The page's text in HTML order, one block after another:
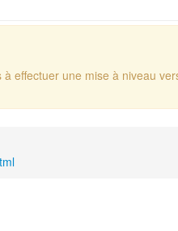
effectuer une mise à niveau